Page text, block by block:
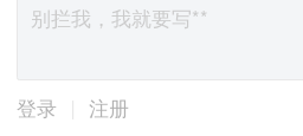
登录 注册